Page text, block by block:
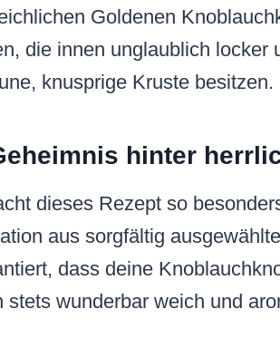
Goldenen
die innen unglaublich locker
knusprige Kruste besitzen.
hinter
dieses Rezept so
aus sorgfältig
dass deine
stets wunderbar weich und